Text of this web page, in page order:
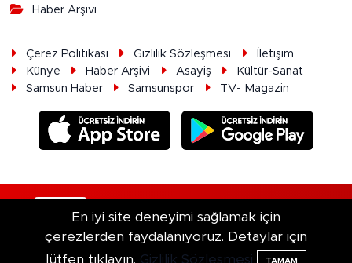
Haber Arşivi
Çerez Politikası Gizlilik Sözleşmesi
İletişim
Künye
Haber Arşivi Asayiş
Kültür-Sanat
Samsun Haber
Samsunspor TV- Magazin
Haber Yazılımı:TE Bilişim
En iyi site deneyimi sağlamak için
çerezlerden faydalanıyoruz. Detaylar için
lütfen tıklayın. Gizlilik Sözleşmesi TAMAM